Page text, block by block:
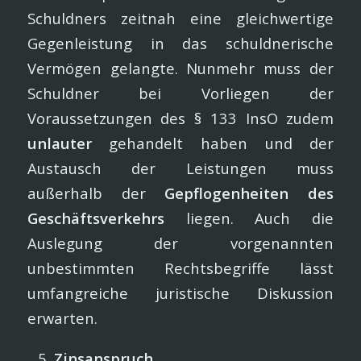
Schuldners zeitnah eine gleichwertige
Gegenleistung in das schuldnerische
Vermögen gelangte. Nunmehr muss der
Schuldner bei Vorliegen der
Voraussetzungen des § 133 InsO zudem
unlautergehandelt haben und der
Austausch der Leistungen muss
außerhalb der Gepflogenheiten des
Geschäftsverkehrs liegen. Auch die
Auslegung der vorgenannten
unbestimmten Rechtsbegriffe lässt
umfangreiche juristische Diskussion
erwarten.